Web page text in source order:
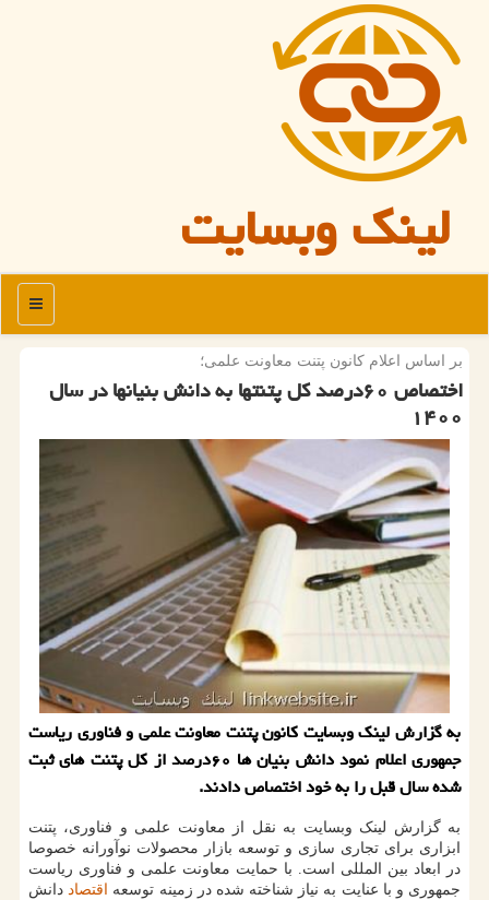
لینک وبسایت
منو
بر اساس اعلام كانون پتنت معاونت علمی؛
اختصاص ۶۰درصد کل پتنتها به دانش بنیانها در سال
۱۴۰۰
به گزارش لینک وبسایت کانون پتنت معاونت علمی و فناوری ریاست
جمهوری اعلام نمود دانش بنیان ها ۶۰درصد از کل پتنت های ثبت
شده سال قبل را به خود اختصاص دادند.
به گزارش لینک وبسایت به نقل از معاونت علمی و فناوری، پتنت
ابزاری برای تجاری سازی و توسعه بازار محصولات نوآورانه خصوصا
در ابعاد بین المللی است. با حمایت معاونت علمی و فناوری ریاست
جمهوری و با عنایت به نیاز شناخته شده در زمینه توسعه
اقتصاد دانش